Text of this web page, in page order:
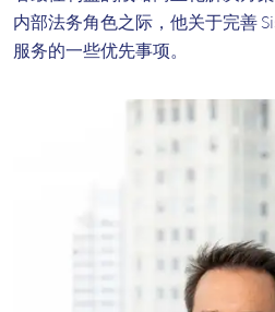
内部法务角色之际，他关于完善
服务的一些优先事项。